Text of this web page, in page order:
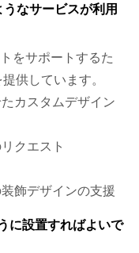
なサービスが利用
をサポートするた
供しています。
カスタムデザイン
クエスト
飾デザインの支援
に設置すればよいで